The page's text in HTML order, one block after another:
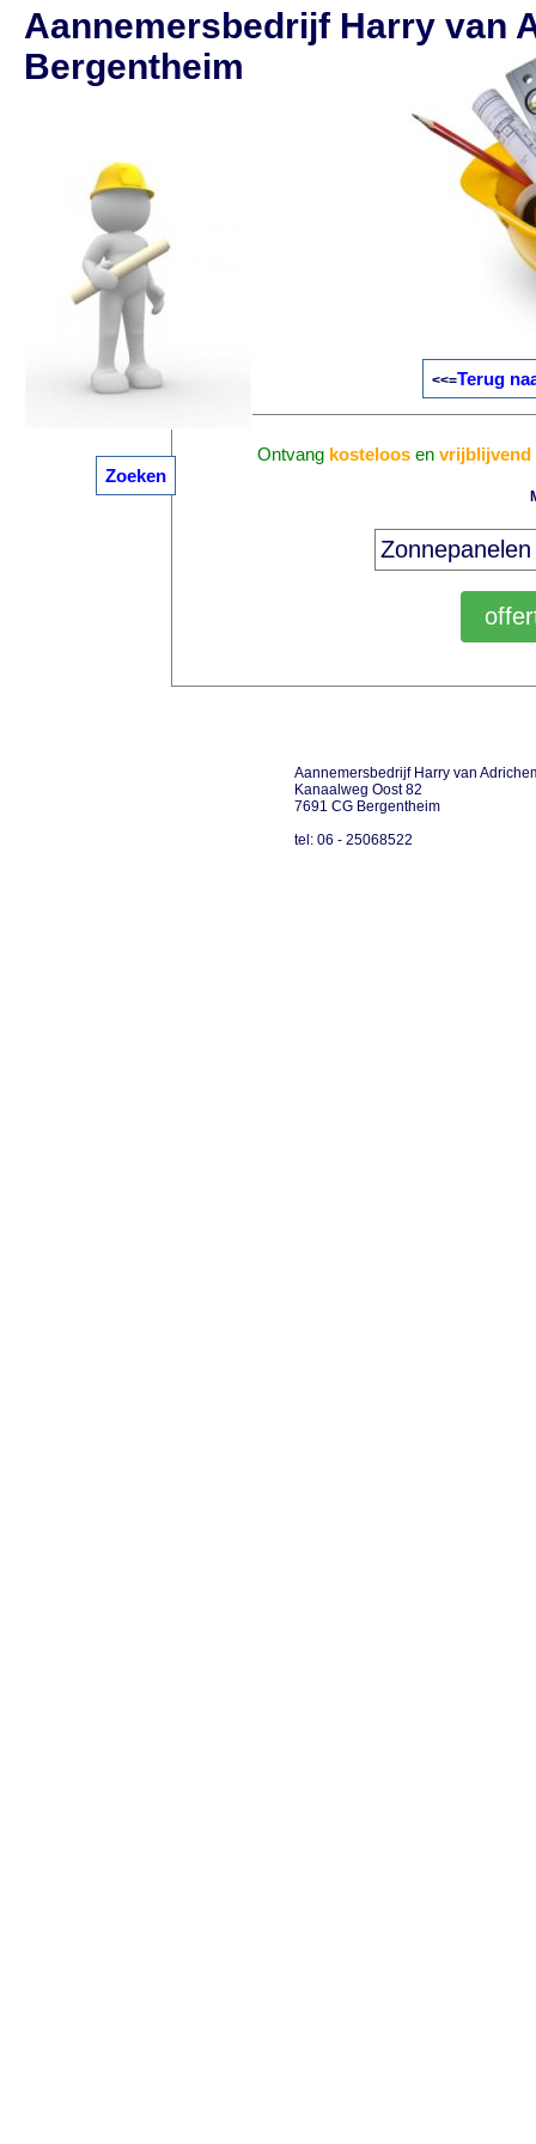
Zoeken
Aannemersbedrijf Harry van
Bergentheim
<<=Terug
Ontvang kosteloos envrijblijvend
Aannemersbedrijf Harry van
Kanaalweg Oost 82
7691 CG Bergentheim
tel: 06 - 25068522